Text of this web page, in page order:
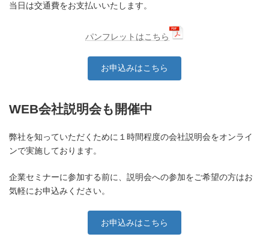
当日は交通費をお支払いいたします。
パンフレットはこちら
お申込みはこちら
WEB会社説明会も開催中
弊社を知っていただくために１時間程度の会社説明会をオンライ
ンで実施しております。
企業セミナーに参加する前に、説明会への参加をご希望の方はお
気軽にお申込みください。
お申込みはこちら